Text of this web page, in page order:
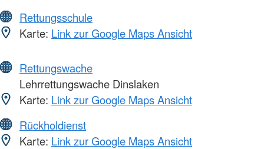
Rettungsschule
Karte: Link zur Google Maps Ansicht
Rettungswache
Lehrrettungswache Dinslaken
Karte: Link zur Google Maps Ansicht
Rückholdienst
Karte: Link zur Google Maps Ansicht